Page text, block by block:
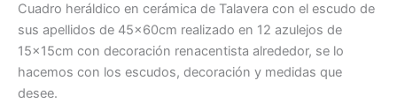
Cuadro heráldico en cerámica de Talavera con el escudo de
sus apellidos de 45x60cm realizado en 12 azulejos de
15x15cm con decoración renacentista alrededor, se lo
hacemos con los escudos, decoración y medidas que
desee.